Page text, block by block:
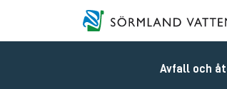
Avfall och